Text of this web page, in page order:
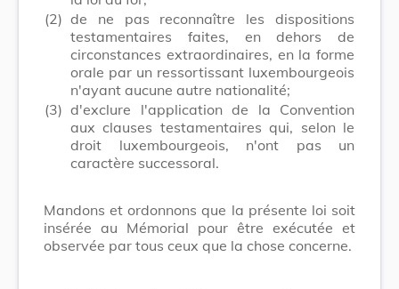
(2) de ne pas reconnaître les dispositions
testamentaires faites, en dehors de
circonstances extraordinaires, en la forme
orale par un ressortissant luxembourgeois
n'ayant aucune autre nationalité;
(3) d'exclure l'application de la Convention
aux clauses testamentaires qui, selon le
droit luxembourgeois, n'ont pas un
caractère successoral.
Mandons et ordonnons que la présente loi soit
insérée au Mémorial pour être exécutée et
observée par tous ceux que la chose concerne.